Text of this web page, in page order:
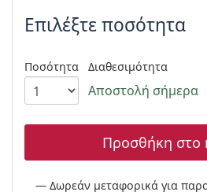
Όλες οι μάρκες
Επιλέξτε ποσότητα
Ποσότητα Διαθεσιμότητα
Αποστολή σήμερα
Προσθήκη στο
Δωρεάν μεταφορικά για